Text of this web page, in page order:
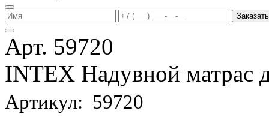
Заказать
Арт. 59720
INTEX Надувной матрас
Артикул: 59720